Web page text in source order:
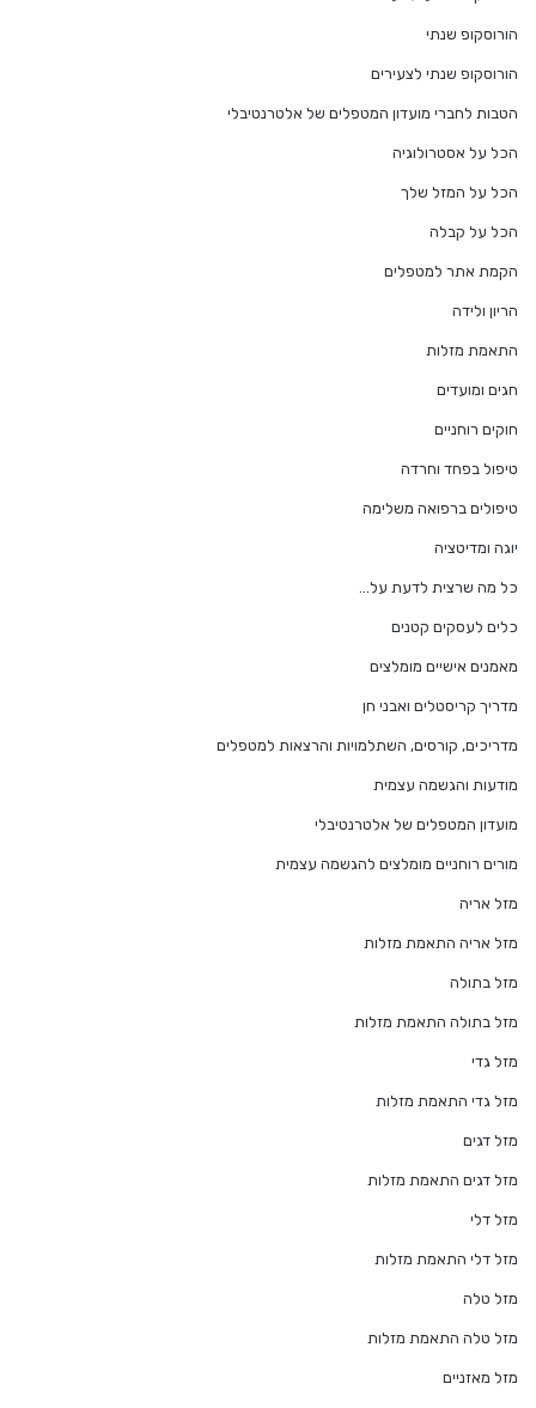
הורוסקופ שנתי
הורוסקופ שנתי לצעירים
הטבות לחברי מועדון המטפלים של אלטרנטיבלי
הכל על אסטרולוגיה
הכל על המזל שלך
הכל על קבלה
הקמת אתר למטפלים
הריון ולידה
התאמת מזלות
חגים ומועדים
חוקים רוחניים
טיפול בפחד וחרדה
טיפולים ברפואה משלימה
יוגה ומדיטציה
כל מה שרצית לדעת על…
כלים לעסקים קטנים
מאמנים אישיים מומלצים
מדריך קריסטלים ואבני חן
מדריכים, קורסים, השתלמויות והרצאות למטפלים
מודעות והגשמה עצמית
מועדון המטפלים של אלטרנטיבלי
מורים רוחניים מומלצים להגשמה עצמית
מזל אריה
מזל אריה התאמת מזלות
מזל בתולה
מזל בתולה התאמת מזלות
מזל גדי
מזל גדי התאמת מזלות
מזל דגים
מזל דגים התאמת מזלות
מזל דלי
מזל דלי התאמת מזלות
מזל טלה
מזל טלה התאמת מזלות
מזל מאזניים